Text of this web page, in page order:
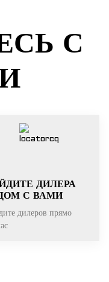
С
ДИЛЕРА
С ВАМИ
дилеров прямо